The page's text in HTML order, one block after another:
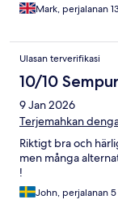
Mark, perjalanan
Ulasan terverifikasi
10/10
9 Jan 2026
Terjemahkan
Riktigt bra och
men många
!
John, perjalanan